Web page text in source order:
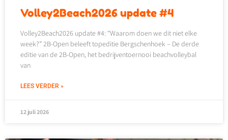
Volley2Beach2026 update #4
Volley2Beach2026 update #4: “Waarom doen we dit niet elke
week?” 2B-Open beleeft topeditie Bergschenhoek – De derde
editie van de 2B-Open, het bedrijventoernooi beachvolleybal
van
LEES VERDER »
12 juli 2026